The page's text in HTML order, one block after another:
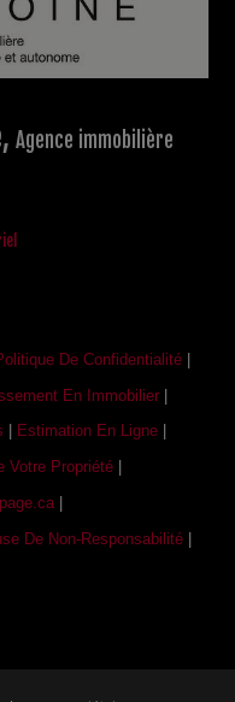
Agence immobilière
De Confidentialité
En Immobilier |
Estimation En Ligne
Votre Propriété
De Non-Responsabilité